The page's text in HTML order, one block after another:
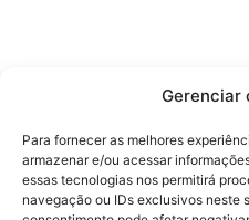
Gerenciar
Para fornecer as melhores
armazenar e/ou acessar
essas tecnologias nos permitirá
navegação ou IDs exclusivos neste